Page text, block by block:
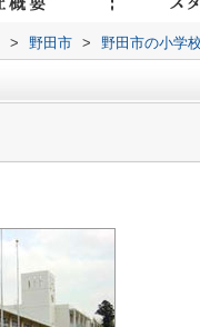
> 野田市 > 野田市の小学校